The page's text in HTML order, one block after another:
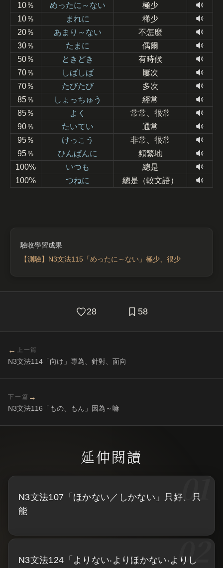
10％ めったに～ない
極少
10％
まれに
稀少
20％
あまり～ない
不怎麼
30％
たまに
偶爾
50％
ときどき
有時候
70％
しばしば
屢次
70％
たびたび
多次
85％
しょっちゅう
經常
85％
よく
常常、很常
90％
たいてい
通常
95％
けっこう
非常、很常
95％
ひんぱんに
頻繁地
100%
いつも
總是
100%
つねに 總是（較文語）
【測驗】N3文法115「めったに～ない」極少、很少
28 58
← 上一篇
N3文法114「向け」專為、針對、面向
下一篇 →
N3文法116「もの、もん」因為～嘛
N3文法107「ほかない／しかない」只好、只
能
N3文法124「よりない‧よりほかない‧よりし